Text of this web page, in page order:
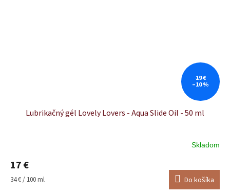
19 €
–10 %
Lubrikačný gél Lovely Lovers - Aqua Slide Oil - 50 ml
Skladom
17 €
Jednotková
34 € / 100 ml Do košíka